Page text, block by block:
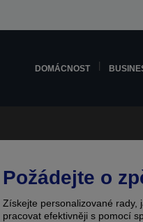
DOMÁCNOST
Požádejte o
Získejte personalizované rady,
pracovat efektivněji s pomocí